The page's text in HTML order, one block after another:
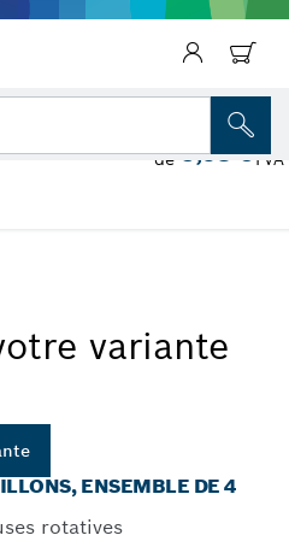
variante
ENSEMBLE DE 4
rotatives
ensemble de 4
de5,98 €